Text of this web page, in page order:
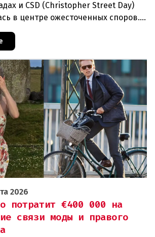
и CSD (Christopher Street Day)
в центре ожесточенных споров.
представителей ЛГБТК+
2026
потратит €400 000 на
связи моды и правого